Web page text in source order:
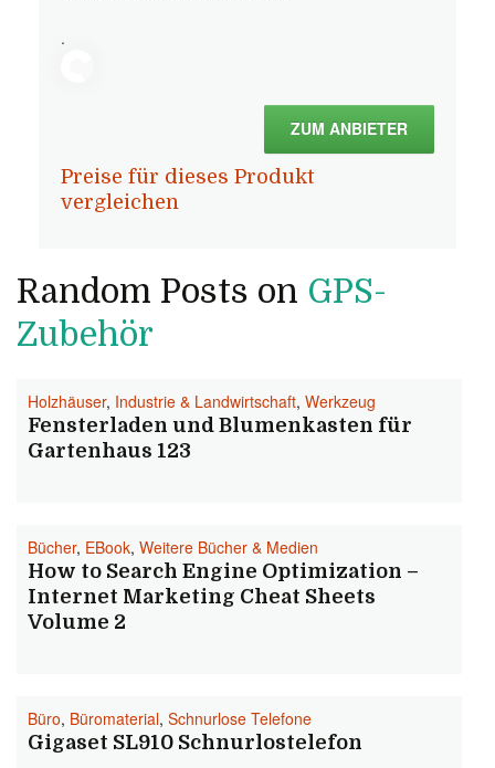
.
ZUM ANBIETER
Preise für dieses Produkt
vergleichen
Random Posts on GPS-
Zubehör
Holzhäuser, Industrie & Landwirtschaft, Werkzeug
Fensterladen und Blumenkasten für
Gartenhaus 123
Bücher, EBook, Weitere Bücher & Medien
How to Search Engine Optimization –
Internet Marketing Cheat Sheets
Volume 2
Büro, Büromaterial, Schnurlose Telefone
Gigaset SL910 Schnurlostelefon